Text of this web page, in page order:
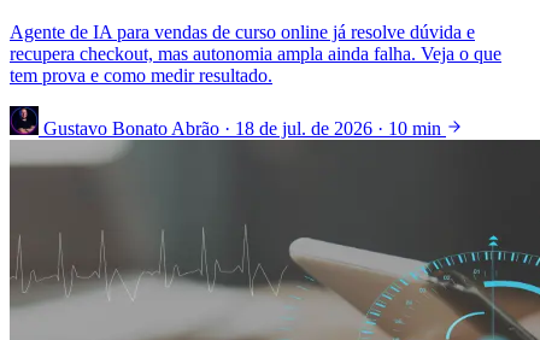
Agente de IA para vendas de curso online já resolve dúvida e
recupera checkout, mas autonomia ampla ainda falha. Veja o que
tem prova e como medir resultado.
Gustavo Bonato Abrão · 18 de jul. de 2026 · 10 min